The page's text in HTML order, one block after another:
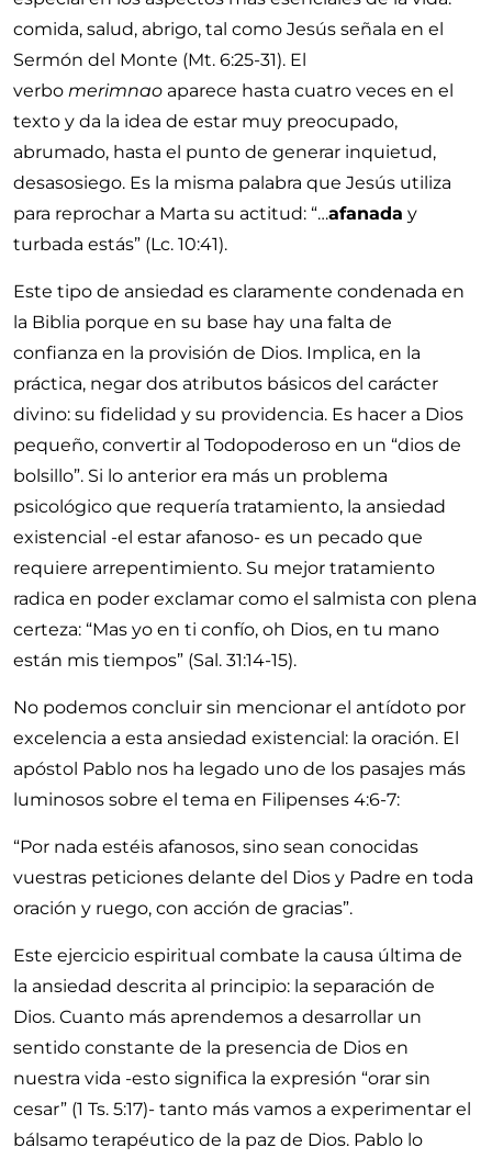
comida, salud, abrigo, tal como Jesús señala en el
Sermón del Monte (Mt. 6:25-31). El
verbo merimnao aparece hasta cuatro veces en el
texto y da la idea de estar muy preocupado,
abrumado, hasta el punto de generar inquietud,
desasosiego. Es la misma palabra que Jesús utiliza
para reprochar a Marta su actitud: …afanada y
turbada estás (Lc. 10:41).
Este tipo de ansiedad es claramente condenada en
la Biblia porque en su base hay una falta de
confianza en la provisión de Dios. Implica, en la
práctica, negar dos atributos básicos del carácter
divino: su fidelidad y su providencia. Es hacer a Dios
pequeño, convertir al Todopoderoso en un “dios de
bolsillo”. Si lo anterior era más un problema
psicológico que requería tratamiento, la ansiedad
existencial -el estar afanoso- es un pecado que
requiere arrepentimiento. Su mejor tratamiento
radica en poder exclamar como el salmista con plena
certeza: Mas yo en ti confío, oh Dios, en tu mano
están mis tiempos (Sal. 31:14-15).
No podemos concluir sin mencionar el antídoto por
excelencia a esta ansiedad existencial: la oración. El
apóstol Pablo nos ha legado uno de los pasajes más
luminosos sobre el tema en Filipenses 4:6-7:
Por nada estéis afanosos, sino sean conocidas
vuestras peticiones delante del Dios y Padre en toda
oración y ruego, con acción de gracias .
Este ejercicio espiritual combate la causa última de
la ansiedad descrita al principio: la separación de
Dios. Cuanto más aprendemos a desarrollar un
sentido constante de la presencia de Dios en
nuestra vida -esto significa la expresión orar sin
cesar
(1 Ts. 5:17)- tanto más vamos a experimentar el
bálsamo terapéutico de la paz de Dios. Pablo lo